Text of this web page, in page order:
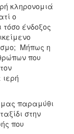
κληρονομιά
ο
ένδοξος
Μήπως η
που
παραμύθι
στην
που